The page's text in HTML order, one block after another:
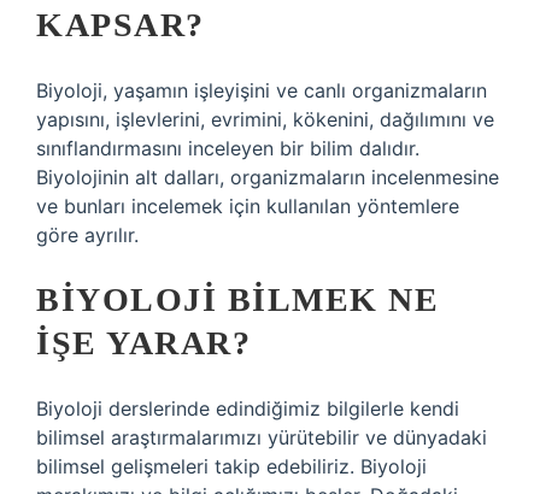
KAPSAR?
Biyoloji, yaşamın işleyişini ve canlı organizmaların
yapısını, işlevlerini, evrimini, kökenini, dağılımını ve
sınıflandırmasını inceleyen bir bilim dalıdır.
Biyolojinin alt dalları, organizmaların incelenmesine
ve bunları incelemek için kullanılan yöntemlere
göre ayrılır.
BIYOLOJI BILMEK NE
IŞE YARAR?
Biyoloji derslerinde edindiğimiz bilgilerle kendi
bilimsel araştırmalarımızı yürütebilir ve dünyadaki
bilimsel gelişmeleri takip edebiliriz. Biyoloji